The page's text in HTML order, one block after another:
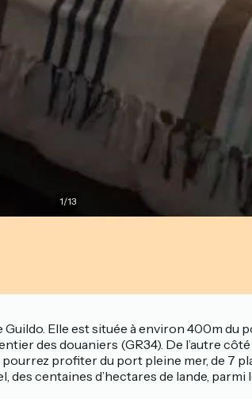
1/13
Elle est située à environ 400m du
des douaniers (GR34). De l’autre
profiter du port pleine mer, de 7
centaines d’hectares de lande, parmi